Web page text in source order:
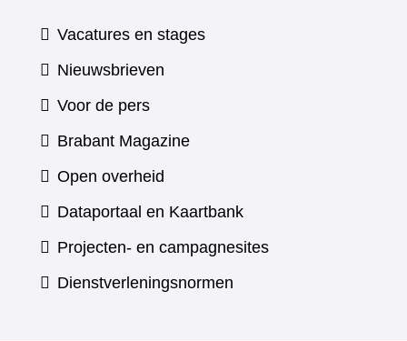
Vacatures en stages
Nieuwsbrieven
Voor de pers
Brabant Magazine(verwijst
andere
website)
Open overheid
Dataportaal en Kaartbank(verwijst
naar
Projecten- en campagnesites
Dienstverleningsnormen